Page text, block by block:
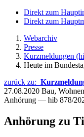
Direkt zum
Direkt zum
Webarchiv
Presse
Kurzmeldungen
Heute im
zurück zu:
27.08.2020 Bau,
Anhörung — hib 878/
Anhörung zu